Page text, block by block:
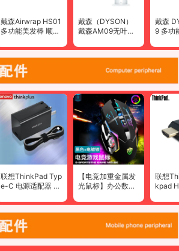
戴森Airwrap HS01
多功能美发棒 顺滑
戴森（DYSON）
戴森AM09无叶暖
戴森
9 多功
联想ThinkPad Typ
e-C 电源适配器 笔
X1 X280 T480S 6
5W便携款
【电竞加重金属发
光鼠标】办公数码
宏编程lol鼠标
联想
kpad
头电视